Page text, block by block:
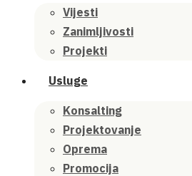
Vijesti
Zanimljivosti
Projekti
Usluge
Konsalting
Projektovanje
Oprema
Promocija